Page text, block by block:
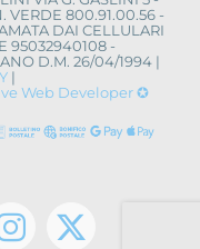
VERDE 800.91.00.56 -
DAI CELLULARI
95032940108 -
D.M. 26/04/1994 |
|
Web Developer ✪
Instagram
X